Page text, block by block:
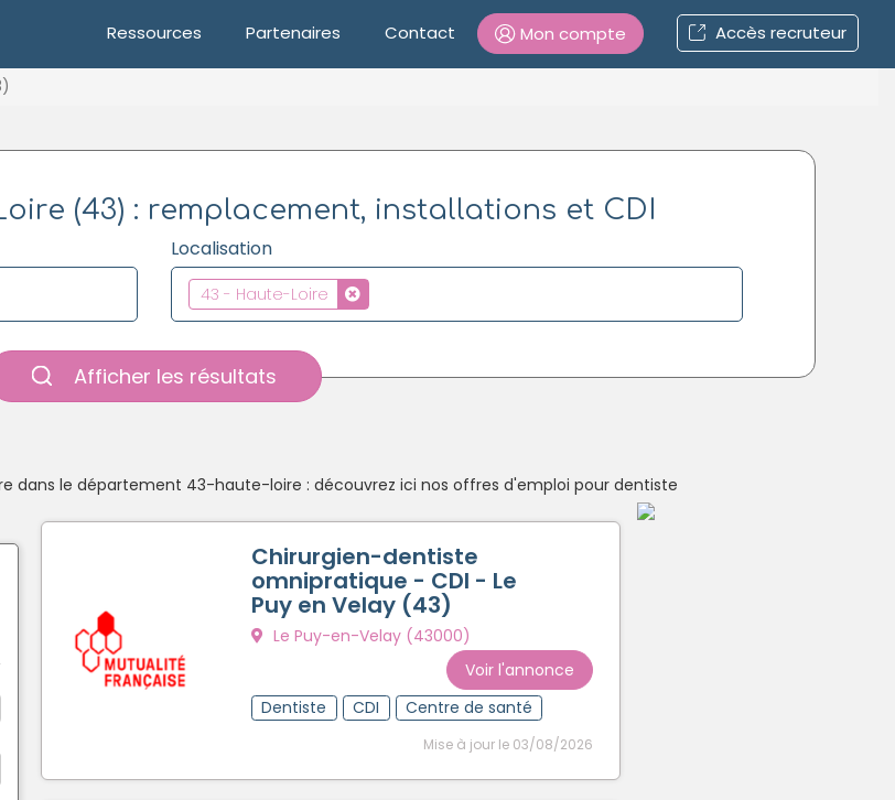
Ressources Partenaires Contact Mon compte Accès recruteur
Mot de passe oublié ?
Se connecter avec Google
Créer un compte
(43) : remplacement, installations et CDI
Localisation
43 - Haute-Loire
Afficher les résultats
dans le département 43-haute-loire : découvrez ici nos offres d'emploi pour dentiste
Chirurgien-dentiste
omnipratique - CDI - Le
Puy en Velay (43)
Le Puy-en-Velay (43000)
Voir l'annonce
Dentiste
CDI Centre de santé
Mise à jour le 03/08/2026